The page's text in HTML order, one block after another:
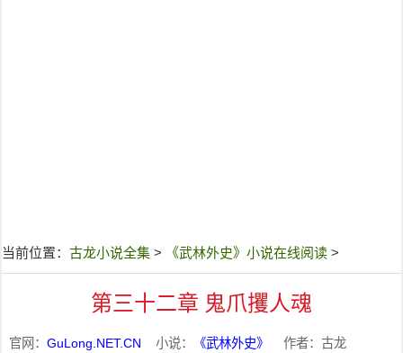
当前位置： 古龙小说全集 > 《武林外史》小说在线阅读 >
第三十二章 鬼爪攫人魂
官网： GuLong.NET.CN 小说： 《武林外史》 作者：古龙